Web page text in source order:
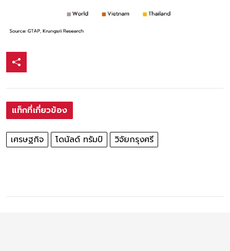
แท็กที่เกี่ยวข้อง
เศรษฐกิจ โดนัลด์ ทรัมป์ วิจัยกรุงศรี